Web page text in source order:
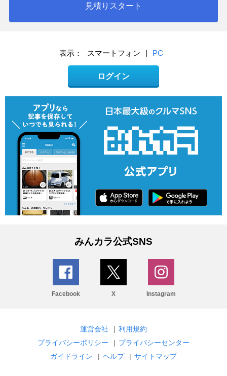
見積りスタート
表示： スマートフォン | PC
ログイン
みんカラ公式SNS
Facebook X Instagram
運営会社 | 利用規約
プライバシーポリシー
| プライバシーセンター
ガイドライン
| ヘルプ | サイトマップ